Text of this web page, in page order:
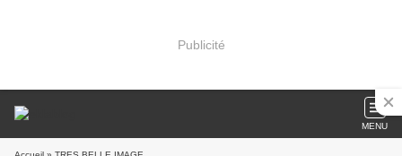
Publicité
MENU